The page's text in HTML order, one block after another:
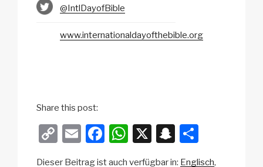
@IntlDayofBible
www.internationaldayofthebible.org
Share this post:
C
E
F
W X
S
Dieser Beitrag ist auch verfügbar in: Englisch